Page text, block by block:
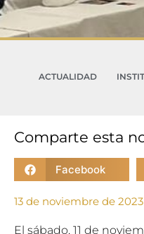
ACTUALIDAD
Comparte esta
Facebook
13 de noviembre de 2023
El sábado, 11 de